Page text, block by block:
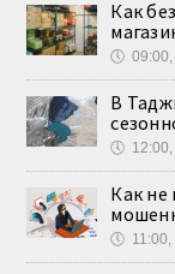
Как
🕔
В
🕔
Как не
🕔